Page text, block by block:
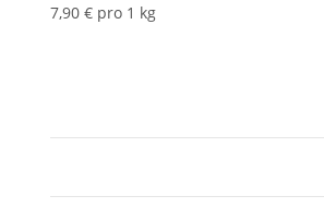
7,90 € pro 1 kg